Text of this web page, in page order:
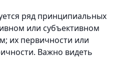
ряд принципиальных
или субъективном
их первичности или
Важно видеть